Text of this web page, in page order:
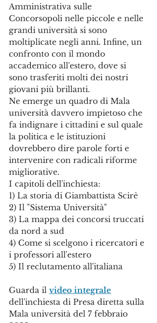
Amministrativa sulle
Concorsopoli nelle piccole e nelle
grandi università si sono
moltiplicate negli anni. Infine, un
confronto con il mondo
accademico all'estero, dove si
sono trasferiti molti dei nostri
giovani più brillanti.
Ne emerge un quadro di Mala
università davvero impietoso che
fa indignare i cittadini e sul quale
la politica e le istituzioni
dovrebbero dire parole forti e
intervenire con radicali riforme
migliorative.
I capitoli dell'inchiesta:
1) La storia di Giambattista Scirè
2) Il "Sistema Università"
3) La mappa dei concorsi truccati
da nord a sud
4) Come si scelgono i ricercatori e
i professori all'estero
5) Il reclutamento all'italiana
Guarda il video integrale
dell'inchiesta di Presa diretta sulla
Mala università del 7 febbraio